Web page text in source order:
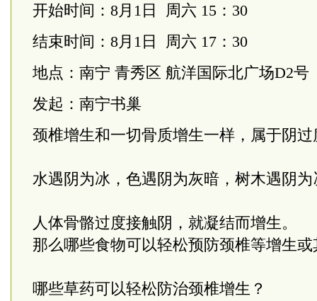
开始时间：8月1日 周六 15：30
结束时间：8月1日 周六 17：30
地点：南宁 青秀区 航洋国际北广场D2号
发起：南宁书巢
颈椎增生和一切骨质增生一样，属于阴过
水遇阴为冰，色遇阴为灰暗，树木遇阴为
人体骨骼过度接触阴，就凝结而增生。
那么哪些食物可以轻松预防颈椎等增生或
哪些草药可以轻松防治颈椎增生？